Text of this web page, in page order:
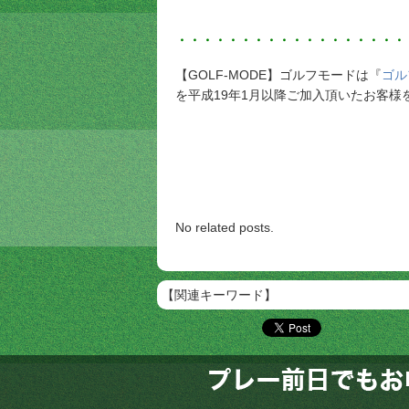
・・・・・・・・・・・・・・・・・
【GOLF-MODE】ゴルフモードは『ゴ
を平成19年1月以降ご加入頂いたお客様
No related posts.
【関連キーワード】